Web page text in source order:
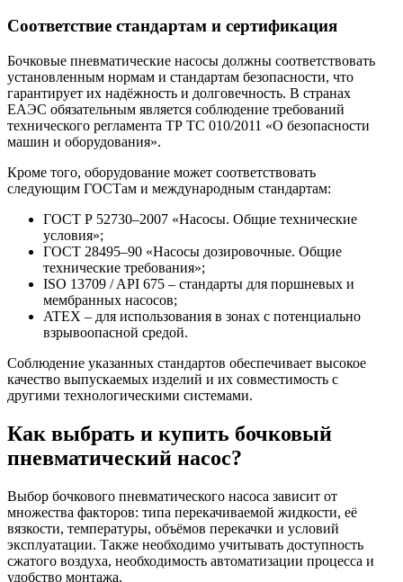
Соответствие стандартам и сертификация
Бочковые пневматические насосы должны соответствовать
установленным нормам и стандартам безопасности, что
гарантирует их надёжность и долговечность. В странах
ЕАЭС обязательным является соблюдение требований
технического регламента ТР ТС 010/2011 «О безопасности
машин и оборудования».
Кроме того, оборудование может соответствовать
следующим ГОСТам и международным стандартам:
ГОСТ Р 52730–2007 «Насосы. Общие технические
условия»;
ГОСТ 28495–90 «Насосы дозировочные. Общие
технические требования»;
ISO 13709 / API 675 – стандарты для поршневых и
мембранных насосов;
ATEX – для использования в зонах с потенциально
взрывоопасной средой.
Соблюдение указанных стандартов обеспечивает высокое
качество выпускаемых изделий и их совместимость с
другими технологическими системами.
Как выбрать и купить бочковый
пневматический насос?
Выбор бочкового пневматического насоса зависит от
множества факторов: типа перекачиваемой жидкости, её
вязкости, температуры, объёмов перекачки и условий
эксплуатации. Также необходимо учитывать доступность
сжатого воздуха, необходимость автоматизации процесса и
удобство монтажа.